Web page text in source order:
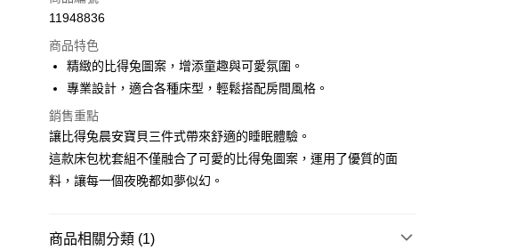
運送方式
新竹物流
每筆NT$100，滿NT$5,000(含以上)免運費
11948836
商品特色
精緻的比得兔圖案，增添童趣與可愛氛圍。
專業設計，適合各種床型，輕鬆搭配房間風格。
銷售重點
讓比得兔晨安寶貝三件式帶來舒適的睡眠體驗。
這款床包枕套組不僅融合了可愛的比得兔圖案，運用了優質的面
料，讓每一個夜晚都如夢似幻。
商品相關分類 (1)